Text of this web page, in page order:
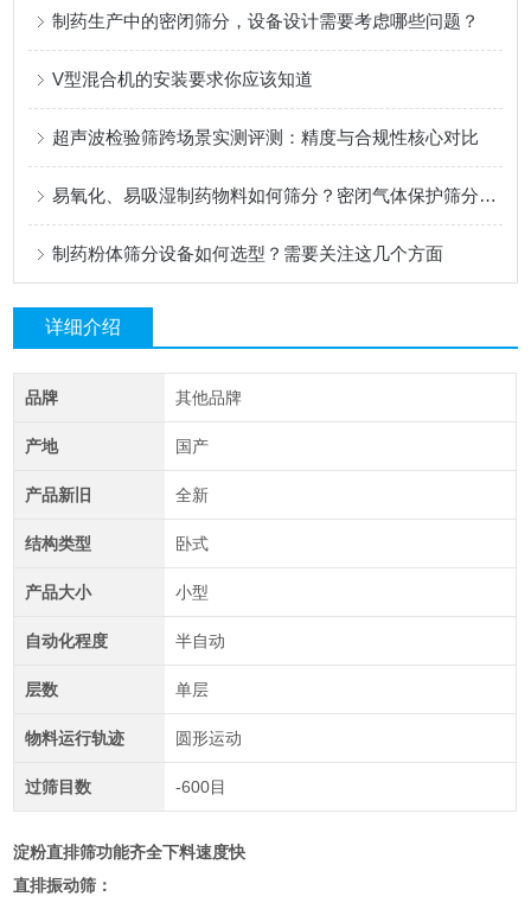
制药生产中的密闭筛分，设备设计需要考虑哪些问题？
V型混合机的安装要求你应该知道
超声波检验筛跨场景实测评测：精度与合规性核心对比
易氧化、易吸湿制药物料如何筛分？密闭气体保护筛分系统介绍
制药粉体筛分设备如何选型？需要关注这几个方面
详细介绍
品牌 其他品牌
产地 国产
产品新旧 全新
结构类型 卧式
产品大小 小型
自动化程度 半自动
层数 单层
物料运行轨迹 圆形运动
过筛目数 -600目
淀粉直排筛功能齐全下料速度快
直排振动筛：